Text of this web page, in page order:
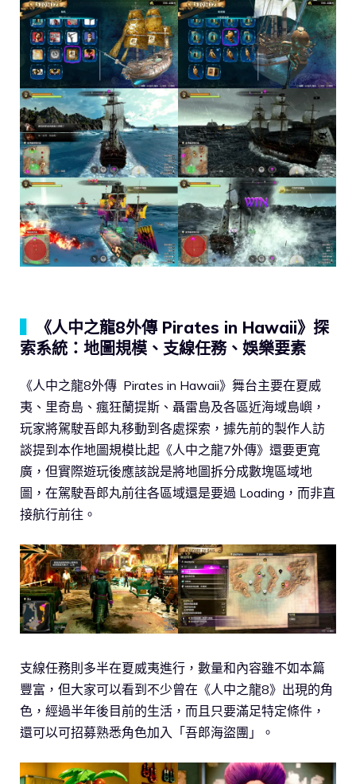
《人中之龍8外傳 Pirates in Hawaii》探
索系統：地圖規模、支線任務、娛樂要素
《人中之龍8外傳 Pirates in Hawaii》舞台主要在夏威
夷、里奇島、瘋狂蘭提斯、聶雷島及各區近海域島嶼，
玩家將駕駛吾郎丸移動到各處探索，據先前的製作人訪
談提到本作地圖規模比起《人中之龍7外傳》還要更寬
廣，但實際遊玩後應該說是將地圖拆分成數塊區域地
圖，在駕駛吾郎丸前往各區域還是要過 Loading，而非直
接航行前往。
支線任務則多半在夏威夷進行，數量和內容雖不如本篇
豐富，但大家可以看到不少曾在《人中之龍8》出現的角
色，經過半年後目前的生活，而且只要滿足特定條件，
還可以可招募熟悉角色加入「吾郎海盜團」。